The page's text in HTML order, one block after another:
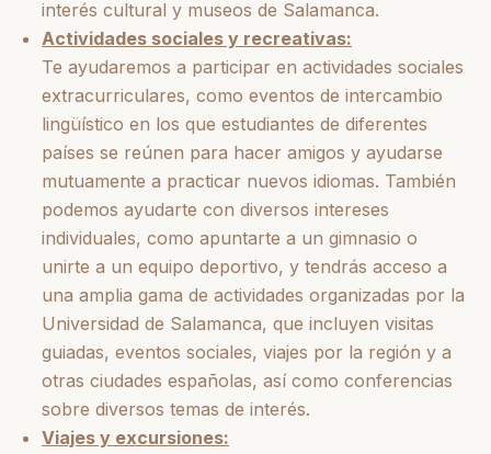
interés cultural y museos de Salamanca.
Actividades sociales y recreativas:
Te ayudaremos a participar en actividades sociales
extracurriculares, como eventos de intercambio
lingüístico en los que estudiantes de diferentes
países se reúnen para hacer amigos y ayudarse
mutuamente a practicar nuevos idiomas. También
podemos ayudarte con diversos intereses
individuales, como apuntarte a un gimnasio o
unirte a un equipo deportivo, y tendrás acceso a
una amplia gama de actividades organizadas por la
Universidad de Salamanca, que incluyen visitas
guiadas, eventos sociales, viajes por la región y a
otras ciudades españolas, así como conferencias
sobre diversos temas de interés.
Viajes y excursiones: